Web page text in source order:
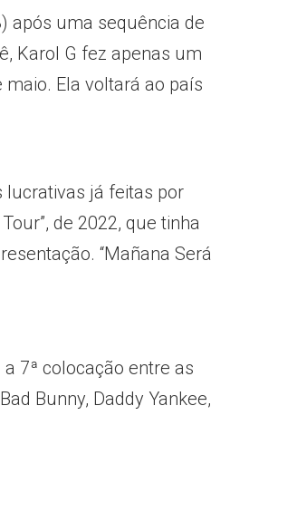
após uma sequência de
Karol G fez apenas um
maio. Ela voltará ao país
lucrativas já feitas por
de 2022, que tinha
“Mañana Será
7ª colocação entre as
Bunny, Daddy Yankee,